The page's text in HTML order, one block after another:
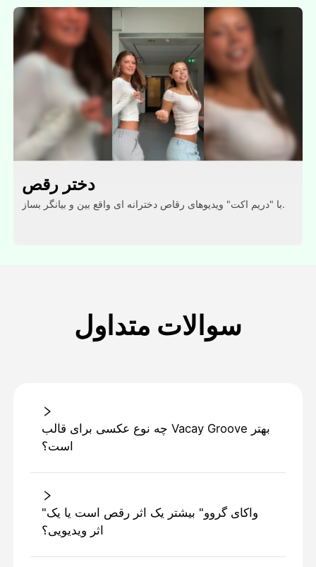
دختر رقص
با "دریم اکت" ویدیوهای رقاص دخترانه ای واقع بین و بیانگر بساز.
سوالات متداول
چه نوع عکسی برای قالب Vacay Groove بهتر
است؟
"واکای گروو" بیشتر یک اثر رقص است یا یک
اثر ویدیویی؟